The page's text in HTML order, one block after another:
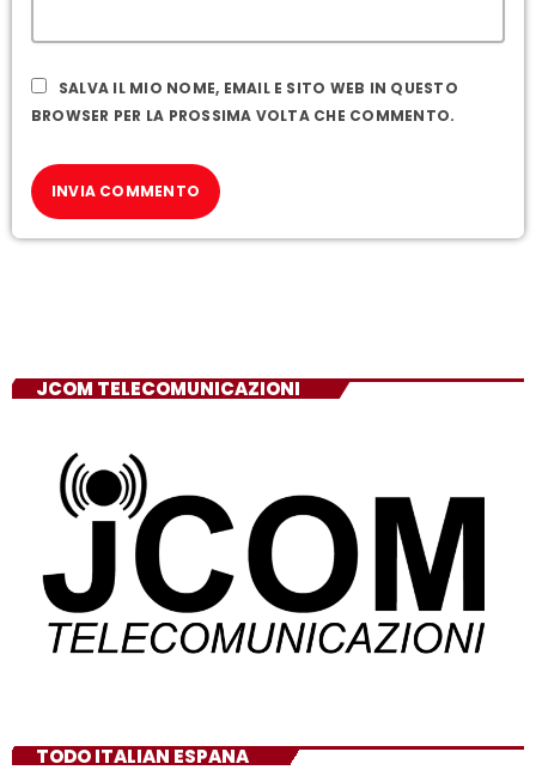
SALVA IL MIO NOME, EMAIL E SITO WEB IN QUESTO
BROWSER PER LA PROSSIMA VOLTA CHE COMMENTO.
JCOM TELECOMUNICAZIONI
TODO ITALIAN ESPANA